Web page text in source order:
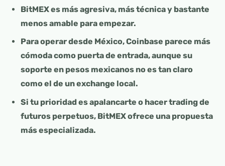
BitMEX es más agresiva, más técnica y bastante
menos amable para empezar.
Para operar desde México, Coinbase parece más
cómoda como puerta de entrada, aunque su
soporte en pesos mexicanos no es tan claro
como el de un exchange local.
Si tu prioridad es apalancarte o hacer trading de
futuros perpetuos, BitMEX ofrece una propuesta
más especializada.